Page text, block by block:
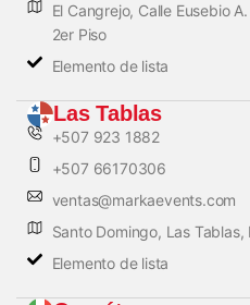
El Cangrejo, Calle Eusebio
2er Piso
Elemento de lista
Las Tablas
+507 923 1882
+507 66170306
ventas@markaevents.com
Santo Domingo, Las Tablas,
Elemento de lista